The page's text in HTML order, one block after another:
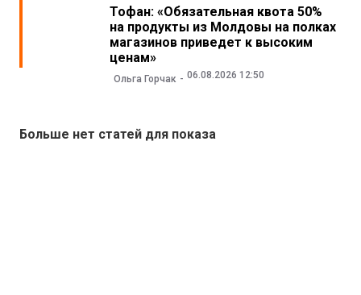
Тофан: «Обязательная квота 50%
на продукты из Молдовы на полках
магазинов приведет к высоким
ценам»
Ольга Горчак 06.08.2026 12:50
Больше нет статей для показа